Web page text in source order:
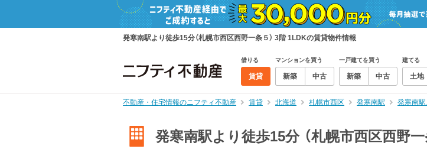
発寒南駅より徒歩15分（札幌市西区西野一条５） 3階 1LDKの賃貸物件情報
借りる
賃貸
マンションを買う
新築 中古
一戸建てを買う
新築 中古
建てる
土地
不動産・住宅情報のニフティ不動産 賃貸 北海道 札幌市西区 発寒南駅 発寒南
発寒南駅より徒歩15分 （札幌市西区西野